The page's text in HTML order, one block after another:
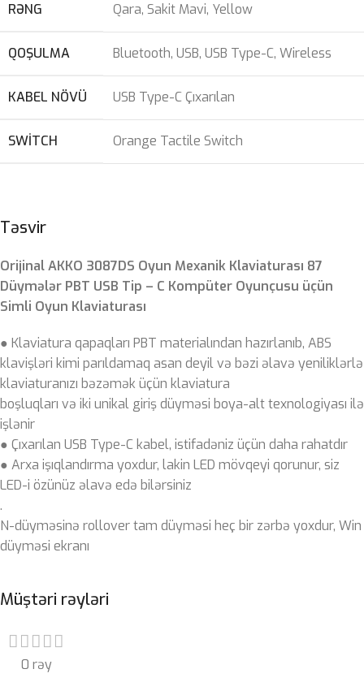
Təsvir
Orijinal AKKO 3087DS Oyun Mexanik Klaviaturası 87
Düymələr PBT USB Tip – C Kompüter Oyunçusu üçün
Simli Oyun Klaviaturası
● Klaviatura qapaqları PBT materialından hazırlanıb, ABS
klavişləri kimi parıldamaq asan deyil və bəzi əlavə yeniliklərlə
klaviaturanızı bəzəmək üçün klaviatura
boşluqları və iki unikal giriş düyməsi boya-alt texnologiyası ilə
işlənir
● Çıxarılan USB Type-C kabel, istifadəniz üçün daha rahatdır
● Arxa işıqlandırma yoxdur, lakin LED mövqeyi qorunur, siz
LED-i özünüz əlavə edə bilərsiniz
.
N-düyməsinə rollover tam düyməsi heç bir zərbə yoxdur, Win
düyməsi ekranı
RƏNG Qara, Sakit Mavi, Yellow
QOŞULMA Bluetooth, USB, USB Type-C, Wireless
KABEL NÖVÜ USB Type-C Çıxarılan
SWITCH Orange Tactile Switch
Müştəri rəyləri
0 rəy